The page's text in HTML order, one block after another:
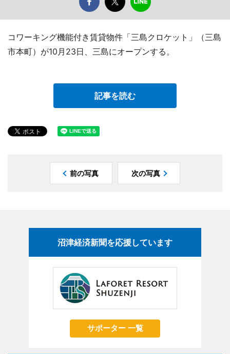
コワーキング機能付き賃貸物件「三島クロケット」（三島
市本町）が10月23日、三島にオープンする。
記事を読む
前の写真 次の写真
沼津経済新聞を応援しています
サポーター 一覧